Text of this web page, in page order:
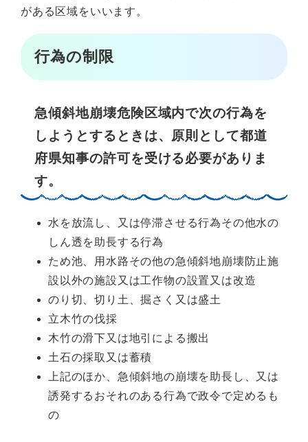
がある区域をいいます。
行為の制限
急傾斜地崩壊危険区域内で次の行為を
しようとするときは、原則として都道
府県知事の許可を受ける必要がありま
す。
水を放流し、又は停滞させる行為その他水の
しん透を助長する行為
ため池、用水路その他の急傾斜地崩壊防止施
設以外の施設又は工作物の設置又は改造
のり切、切り土、掘さく又は盛土
立木竹の伐採
木竹の滑下又は地引による搬出
土石の採取又は蓄積
上記のほか、急傾斜地の崩壊を助長し、又は
誘発するおそれのある行為で政令で定めるも
の